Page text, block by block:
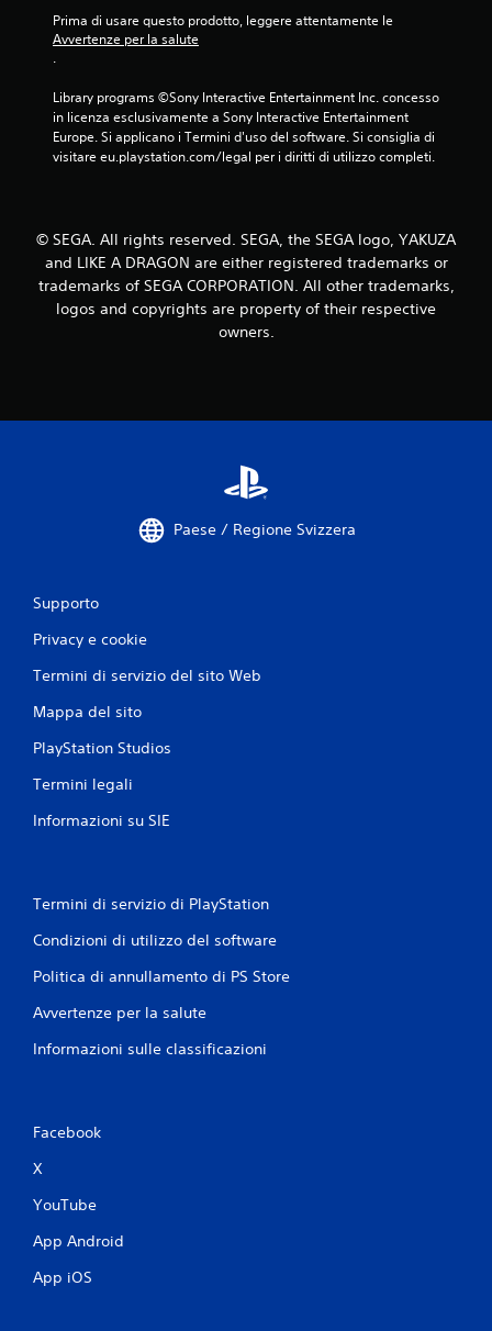
u
t
i
o
Prima di usare questo prodotto, leggere attentamente le
Avvertenze per la salute
.
Library programs ©Sony Interactive Entertainment Inc. concesso
in licenza esclusivamente a Sony Interactive Entertainment
Europe. Si applicano i Termini d'uso del software. Si consiglia di
visitare eu.playstation.com/legal per i diritti di utilizzo completi.
© SEGA. All rights reserved. SEGA, the SEGA logo, YAKUZA
and LIKE A DRAGON are either registered trademarks or
trademarks of SEGA CORPORATION. All other trademarks,
logos and copyrights are property of their respective
owners.
Paese / Regione Svizzera
Supporto
Privacy e cookie
Termini di servizio del sito Web
Mappa del sito
PlayStation Studios
Termini legali
Informazioni su SIE
Termini di servizio di PlayStation
Condizioni di utilizzo del software
Politica di annullamento di PS Store
Avvertenze per la salute
Informazioni sulle classificazioni
Facebook
X
YouTube
App Android
App iOS